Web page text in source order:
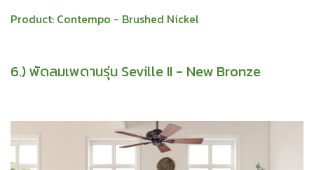
Product: Contempo - Brushed Nickel
6.) พัดลมเพดานรุ่น Seville II - New Bronze